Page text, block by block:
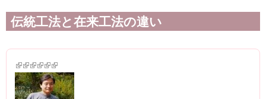
伝統工法と在来工法の違い
(link is external)
(link is external)
(link is external)
(link is external)
(link is external)
(link is external)